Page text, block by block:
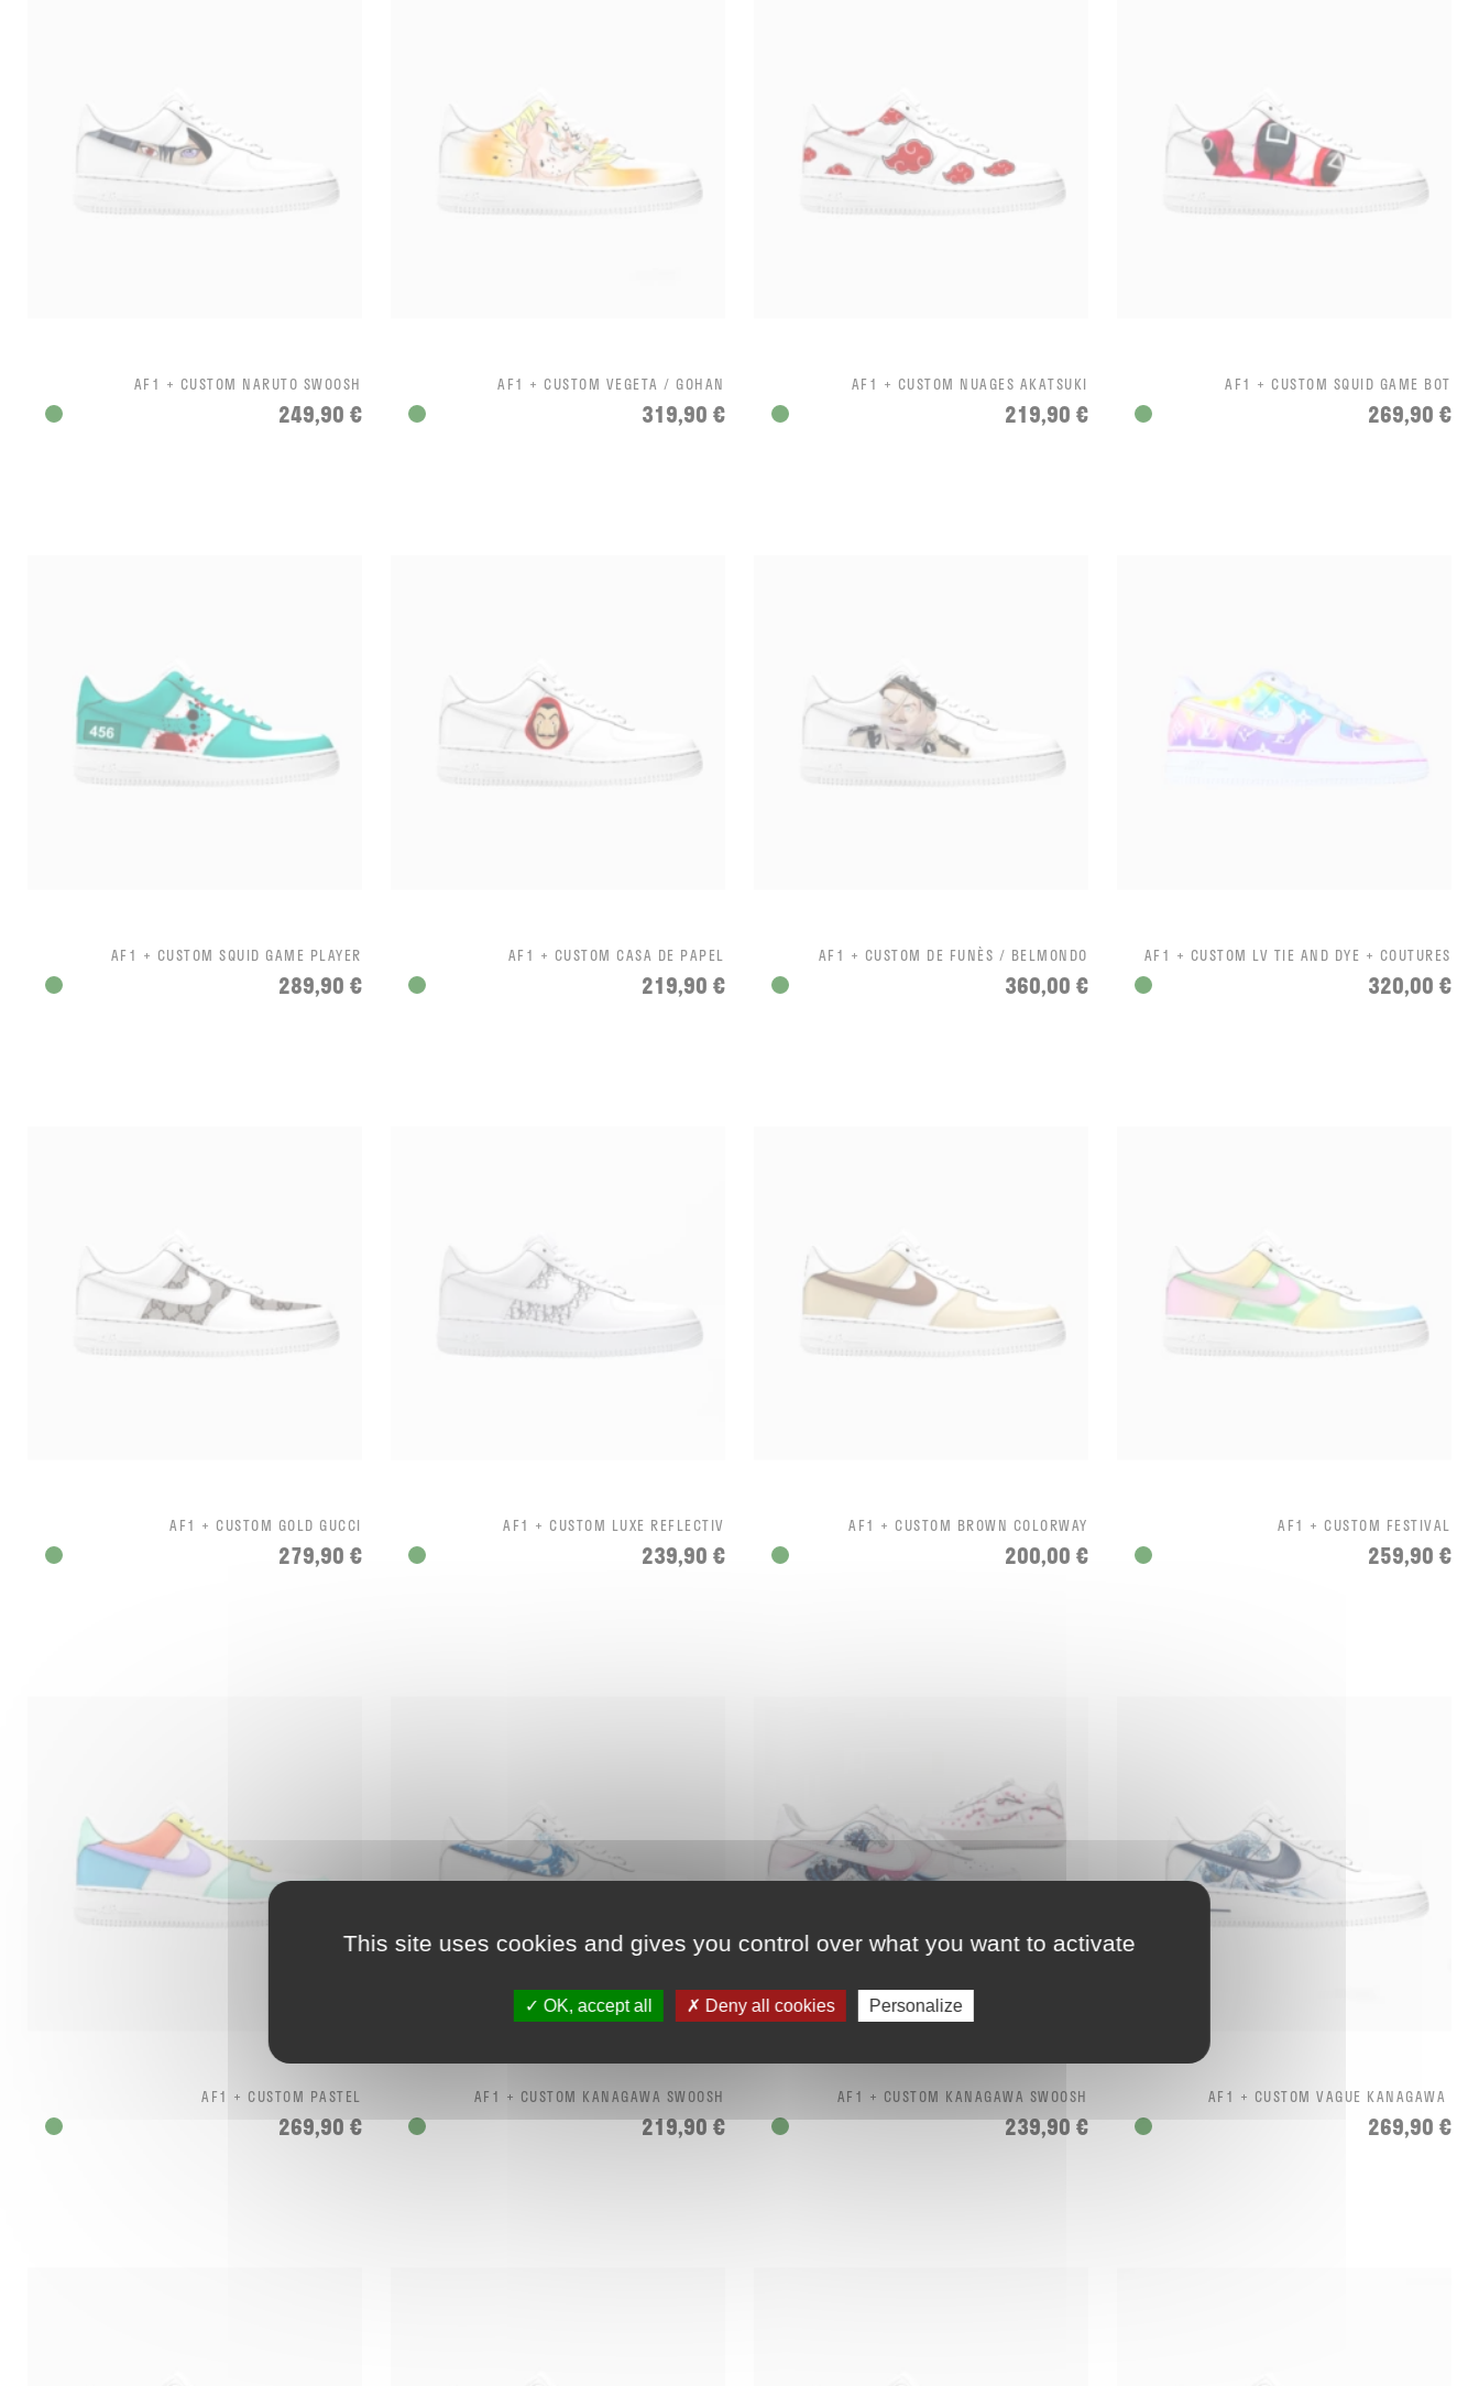
AF1 + CUSTOM NARUTO SWOOSH
249,90 €
AF1 + CUSTOM VEGETA / GOHAN
319,90 €
AF1 + CUSTOM NUAGES AKATSUKI
219,90 €
AF1 + CUSTOM SQUID GAME BOT
269,90 €
AF1 + CUSTOM SQUID GAME PLAYER
289,90 €
AF1 + CUSTOM CASA DE PAPEL
219,90 €
AF1 + CUSTOM DE FUNÈS / BELMONDO
360,00 €
AF1 + CUSTOM LV TIE AND DYE + COUTURES
320,00 €
AF1 + CUSTOM GOLD GUCCI
279,90 €
AF1 + CUSTOM LUXE REFLECTIV
239,90 €
AF1 + CUSTOM BROWN COLORWAY
200,00 €
AF1 + CUSTOM FESTIVAL
259,90 €
AF1 + CUSTOM PASTEL
269,90 €
AF1 + CUSTOM KANAGAWA SWOOSH
219,90 €
AF1 + CUSTOM KANAGAWA SWOOSH
239,90 €
AF1 + CUSTOM VAGUE KANAGAWA
269,90 €
This site uses cookies and gives you control over what you want to activate
OK, accept all Deny all cookies Personalize